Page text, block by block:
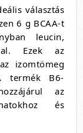
választás
6 g BCAA-t
leucin,
Ezek az
izomtömeg
termék B6-
az
és